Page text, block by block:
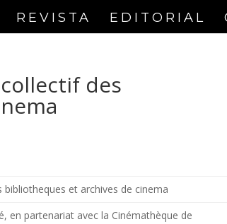
REVISTA EDITORIAL
des
et archives de cinema
en partenariat avec la Cinémathèque de